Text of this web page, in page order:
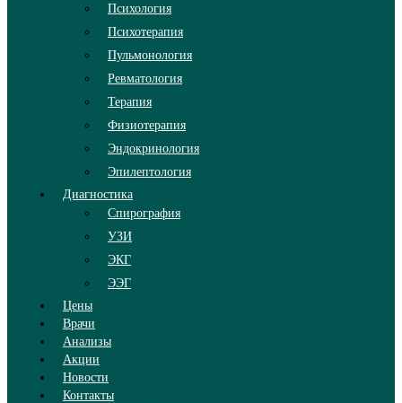
Психология
Психотерапия
Пульмонология
Ревматология
Терапия
Физиотерапия
Эндокринология
Эпилептология
Диагностика
Спирография
УЗИ
ЭКГ
ЭЭГ
Цены
Врачи
Анализы
Акции
Новости
Контакты